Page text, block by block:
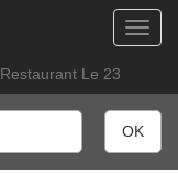
Restaurant Le 23